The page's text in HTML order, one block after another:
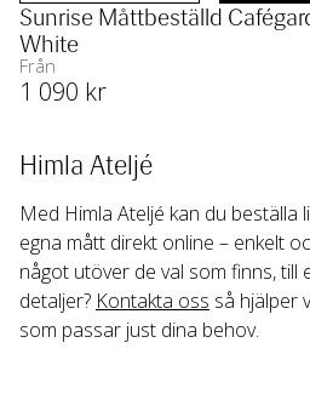
Sunrise Måttbeställd
White
Från
1 090 kr
Himla Ateljé
Med Himla Ateljé kan du beställa
egna mått direkt online – enkelt
något utöver de val som finns, till
detaljer? Kontakta oss så hjälper
som passar just dina behov.